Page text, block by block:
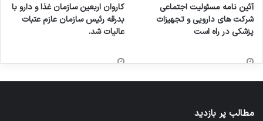
آئین نامه مسئولیت اجتماعی
شرکت های دارویی و تجهیزات
پزشکی در راه است
کاروان اربعین سازمان غذا و دارو با
بدرقه رئیس سازمان عازم عتبات
عالیات شد.
مطالب پر بازدید